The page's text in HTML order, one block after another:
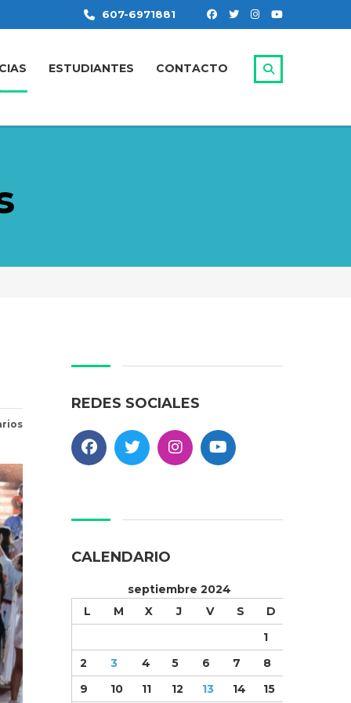
607-6971881
ESTUDIANTES CONTACTO
REDES SOCIALES
CALENDARIO
septiembre 2024
L
M X J V S
D
1
2
3 4 5 6 7
8
9
10 11 12 13 14 15